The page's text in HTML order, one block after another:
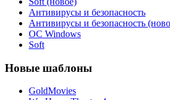
Антивирусы и безопасность
Антивирусы и безопасность
ОС Windows
Soft
Новые шаблоны
GoldMovies